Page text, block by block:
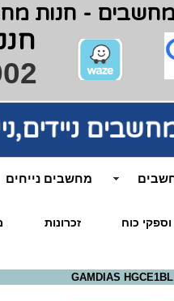
מחשבים נייחים
כוח זכרונות
- חנות
חנקין
GAMDIAS